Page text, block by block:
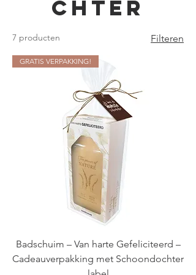
chter
7 producten Filteren
GRATIS VERPAKKING!
Badschuim – Van harte Gefeliciteerd –
Cadeauverpakking met Schoondochter